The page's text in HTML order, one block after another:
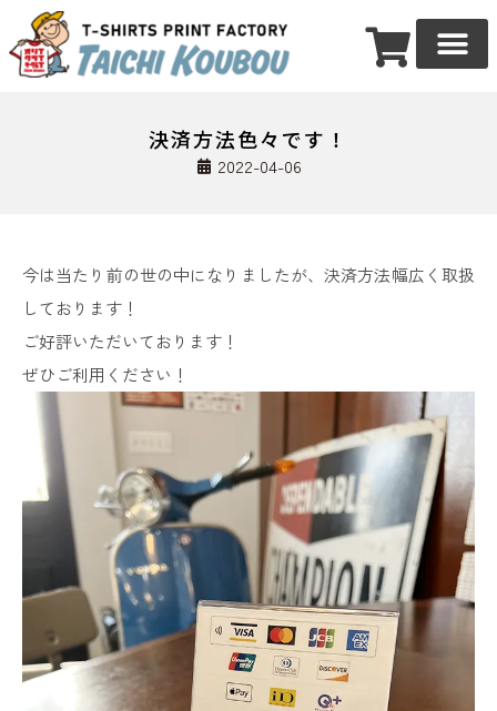
決済方法色々です！
2022-04-06
今は当たり前の世の中になりましたが、決済方法幅広く取扱
しております！
ご好評いただいております！
ぜひご利用ください！